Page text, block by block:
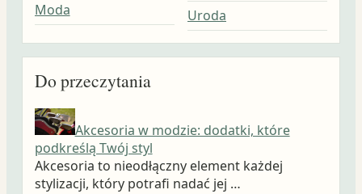
Moda
Uroda
Do przeczytania
Akcesoria w modzie: dodatki, które
podkreślą Twój styl
Akcesoria to nieodłączny element każdej
stylizacji, który potrafi nadać jej …